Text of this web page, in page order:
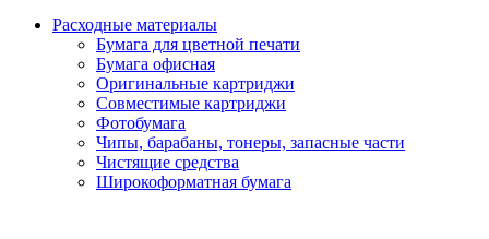
Расходные материалы
Бумага для цветной печати
Бумага офисная
Оригинальные картриджи
Совместимые картриджи
Фотобумага
Чипы, барабаны, тонеры, запасные части
Чистящие средства
Широкоформатная бумага